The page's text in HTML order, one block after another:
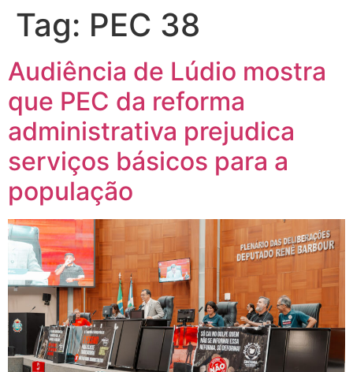
Tag: PEC 38
Audiência de Lúdio mostra
que PEC da reforma
administrativa prejudica
serviços básicos para a
população